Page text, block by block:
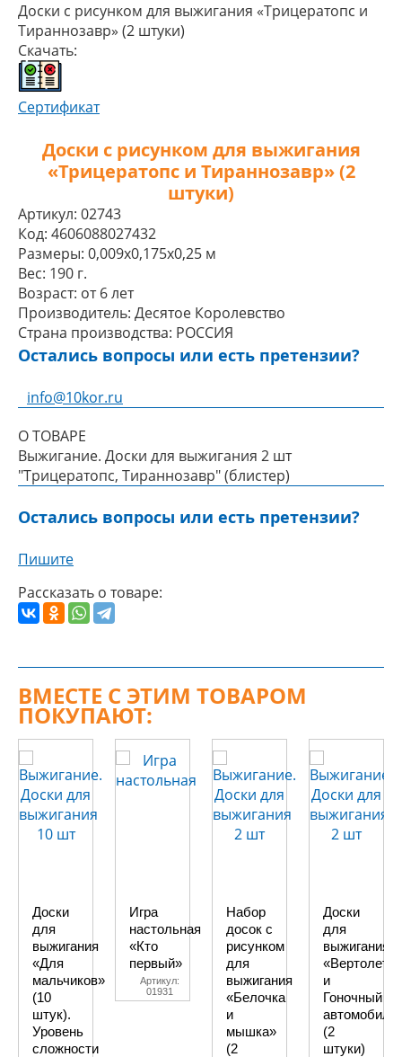
Доски с рисунком для выжигания «Трицератопс и
Тираннозавр» (2 штуки)
Скачать:
Сертификат
Доски с рисунком для выжигания
«Трицератопс и Тираннозавр» (2
штуки)
Артикул: 02743
Код: 4606088027432
Размеры: 0,009x0,175x0,25 м
Вес: 190 г.
Возраст: от 6 лет
Производитель: Десятое Королевство
Страна производства: РОССИЯ
Остались вопросы или есть претензии?
info@10kor.ru
О ТОВАРЕ
Выжигание. Доски для выжигания 2 шт
"Трицератопс, Тираннозавр" (блистер)
Остались вопросы или есть претензии?
Пишите
Рассказать о товаре:
ВМЕСТЕ С ЭТИМ ТОВАРОМ
ПОКУПАЮТ:
Доски
для
выжигания
«Для
мальчиков»
(10
штук).
Уровень
сложности
Игра
настольная
«Кто
первый»
Артикул:
01931
Набор
досок с
рисунком
для
выжигания
«Белочка
и
мышка»
(2
Доски
для
выжигания
«Вертолет
и
Гоночный
(2
штуки)